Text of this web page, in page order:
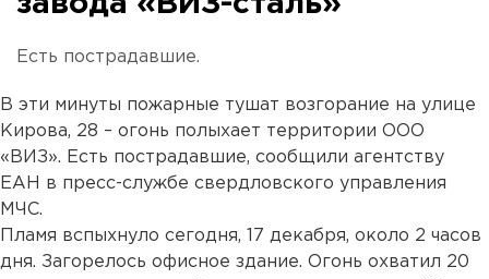
Есть пострадавшие.
В эти минуты пожарные тушат возгорание на улице
Кирова, 28 – огонь полыхает территории ООО
«ВИЗ». Есть пострадавшие, сообщили агентству
ЕАН в пресс-службе свердловского управления
МЧС.
Пламя вспыхнуло сегодня, 17 декабря, около 2 часов
дня. Загорелось офисное здание. Огонь охватил 20